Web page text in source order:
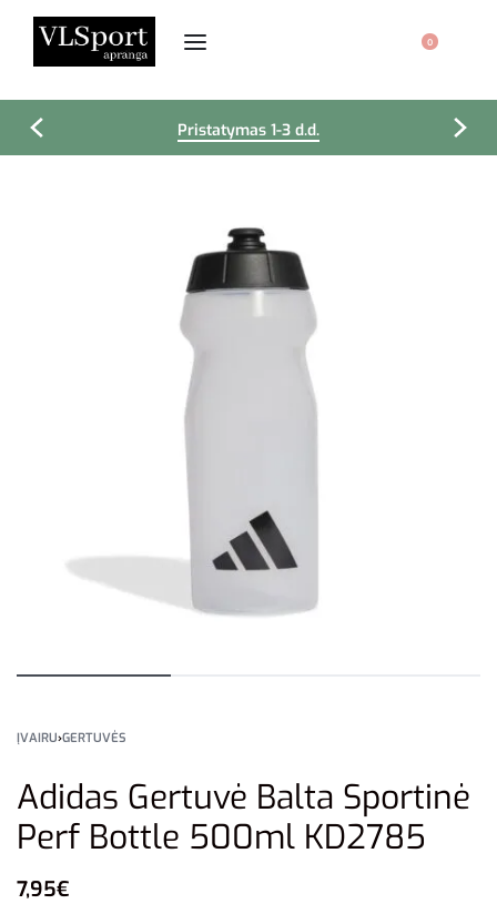
0
Pristatymas 1-3 d.d.
ĮVAIRU›GERTUVĖS
Adidas Gertuvė Balta Sportinė
Perf Bottle 500ml KD2785
7,95€